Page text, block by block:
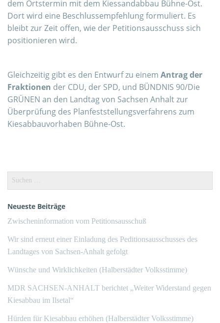
dem Ortstermin mit dem Kiessandabbau Bühne-Ost.
Dort wird eine Beschlussempfehlung formuliert. Es
bleibt zur Zeit offen, wie der Petitionsausschuss sich
positionieren wird.
Gleichzeitig gibt es den Entwurf zu einem Antrag der
Fraktionen der CDU, der SPD, und BÜNDNIS 90/Die
GRÜNEN an den Landtag von Sachsen Anhalt zur
Überprüfung des Planfeststellungsverfahrens zum
Kiesabbauvorhaben Bühne-Ost.
Suchen
Neueste Beiträge
Zwischeninformation vom Petitionsausschuß
Wir sind erneut einer Einladung des Peditionsausschusses des
Landtages von Sachsen-Anhalt gefolgt
Wünsche und Wirklichkeiten (Halberstädter Volksstimme)
MDR SACHSEN-ANHALT berichtet „Weiter Widerstand gegen
Kiesabbau im Ilsetal“
Hürden für Kiesabbau erhöhen (Halberstädter Volksstimme)